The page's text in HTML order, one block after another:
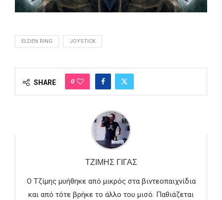
ELDEN RING JOYSTICK
SHARE 0
ΤΖΊΜΗΣ ΓΊΓΑΣ
Ο Τζίμης μυήθηκε από μικρός στα βιντεοπαιχνίδια
και από τότε βρήκε το άλλο του μισό. Παθιάζεται